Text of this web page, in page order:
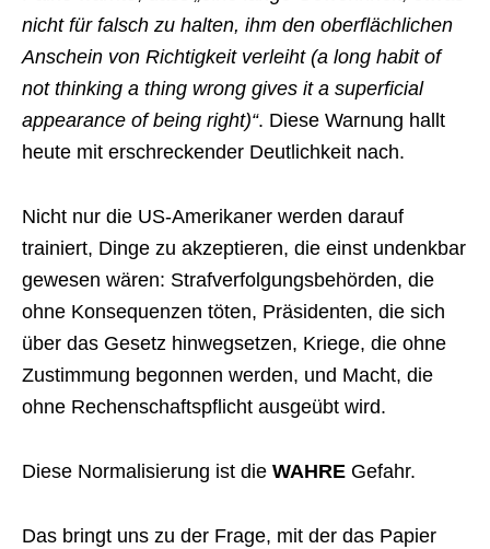
nicht für falsch zu halten, ihm den oberflächlichen
Anschein von Richtigkeit verleiht (a long habit of
not thinking a thing wrong gives it a superficial
appearance of being right)“. Diese Warnung hallt
heute mit erschreckender Deutlichkeit nach.
Nicht nur die US-Amerikaner werden darauf
trainiert, Dinge zu akzeptieren, die einst undenkbar
gewesen wären: Strafverfolgungsbehörden, die
ohne Konsequenzen töten, Präsidenten, die sich
über das Gesetz hinwegsetzen, Kriege, die ohne
Zustimmung begonnen werden, und Macht, die
ohne Rechenschaftspflicht ausgeübt wird.
Diese Normalisierung ist die WAHRE Gefahr.
Das bringt uns zu der Frage, mit der das Papier